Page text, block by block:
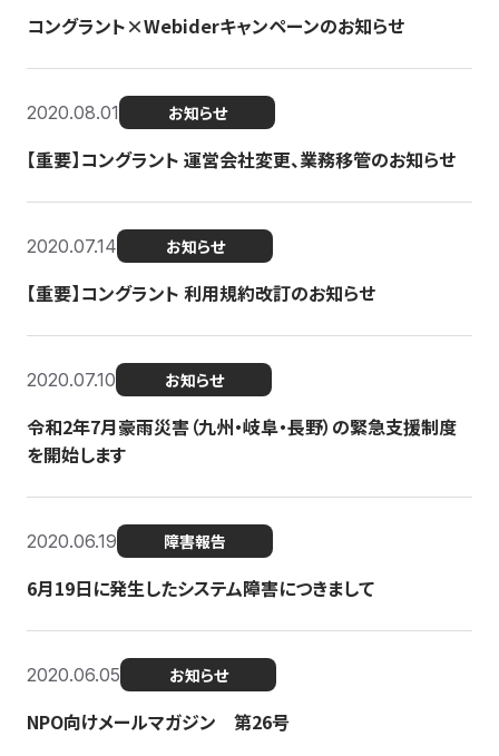
コングラント×Webiderキャンペーンのお知らせ
2020.08.01 お知らせ
【重要】コングラント 運営会社変更、業務移管のお知らせ
2020.07.14 お知らせ
【重要】コングラント 利用規約改訂のお知らせ
2020.07.10 お知らせ
令和2年7月豪雨災害（九州・岐阜・長野）の緊急支援制度
を開始します
2020.06.19 障害報告
6月19日に発生したシステム障害につきまして
2020.06.05 お知らせ
NPO向けメールマガジン 第26号